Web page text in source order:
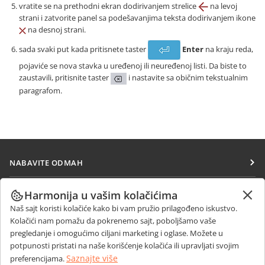
vratite se na prethodni ekran dodirivanjem strelice
na levoj
strani i zatvorite panel sa podešavanjima teksta dodirivanjem ikone
na desnoj strani.
sada svaki put kada pritisnete taster
Enter na kraju reda,
pojaviće se nova stavka u uređenoj ili neuređenoj listi. Da biste to
zaustavili, pritisnite taster
i nastavite sa običnim tekstualnim
paragrafom.
NABAVITE ODMAH
Docs
DocSpace
Workspace
Konektori
Desktop aplikacije
SARAĐUJTE
Za doprinosioce
Za prevodioce
Za influensere
PRIMAJTE VESTI
Blog
DOBIJTE POMOĆ
Harmonija u vašim kolačićima
Naš sajt koristi kolačiće kako bi vam pružio prilagođeno iskustvo.
Kolačići nam pomažu da pokrenemo sajt, poboljšamo vaše
pregledanje i omogućimo ciljani marketing i oglase. Možete u
potpunosti pristati na naše korišćenje kolačića ili upravljati svojim
preferencijama.Saznajte više